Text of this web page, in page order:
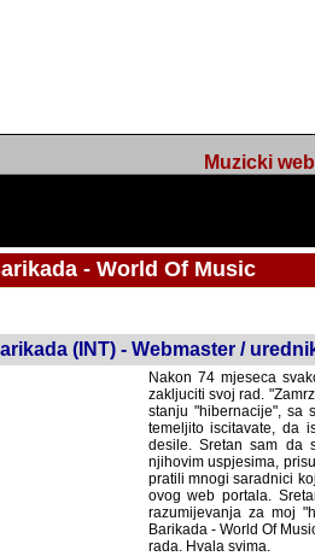
Muzicki
- World Of Music
(INT) - Webmaster / urednik
Nakon 74 mjeseca
zakljuciti svoj rad.
stanju "hibernacije", sa
temeljito iscitavate, da
Sretan sam da sam u
uspjesima,
mnogi saradnici koji su
web portala. Sretan
razumijevanja za moj
Barikada - World Of
rada. Hvala svima.